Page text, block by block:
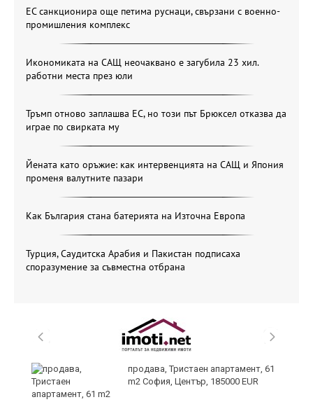
ЕС санкционира още петима руснаци, свързани с военно-
промишления комплекс
Икономиката на САЩ неочаквано е загубила 23 хил.
работни места през юли
Тръмп отново заплашва ЕС, но този път Брюксел отказва да
играе по свирката му
Йената като оръжие: как интервенцията на САЩ и Япония
променя валутните пазари
Как България стана батерията на Източна Европа
Турция, Саудитска Арабия и Пакистан подписаха
споразумение за съвместна отбрана
продава, Тристаен апартамент, 61
m2 София, Център, 185000 EUR